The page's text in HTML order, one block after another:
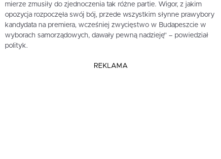
mierze zmusiły do zjednoczenia tak różne partie. Wigor, z jakim
opozycja rozpoczęła swój bój, przede wszystkim słynne prawybory
kandydata na premiera, wcześniej zwycięstwo w Budapeszcie w
wyborach samorządowych, dawały pewną nadzieję” – powiedział
polityk.
REKLAMA